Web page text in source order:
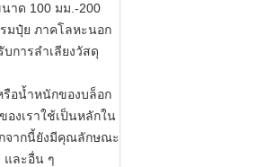
าด 100 มม.-200
มปุ๋ย ภาคโลหะนอก
การลำเลียงวัสดุ
อน้ำหนักของบล็อก
องเราใช้เป็นหลักใน
กจากนี้ยังมีคุณลักษณะ
และอื่น ๆ